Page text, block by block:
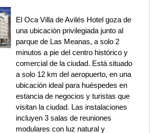
El Oca Villa de Avilés Hotel goza de
una ubicación privilegiada junto al
parque de Las Meanas, a solo 2
minutos a pie del centro histórico y
comercial de la ciudad. Está situado
a solo 12 km del aeropuerto, en una
ubicación ideal para huéspedes en
estancia de negocios y turistas que
visitan la ciudad. Las instalaciones
incluyen 3 salas de reuniones
modulares con luz natural y